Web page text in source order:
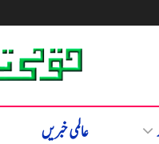
عالمی خبریں